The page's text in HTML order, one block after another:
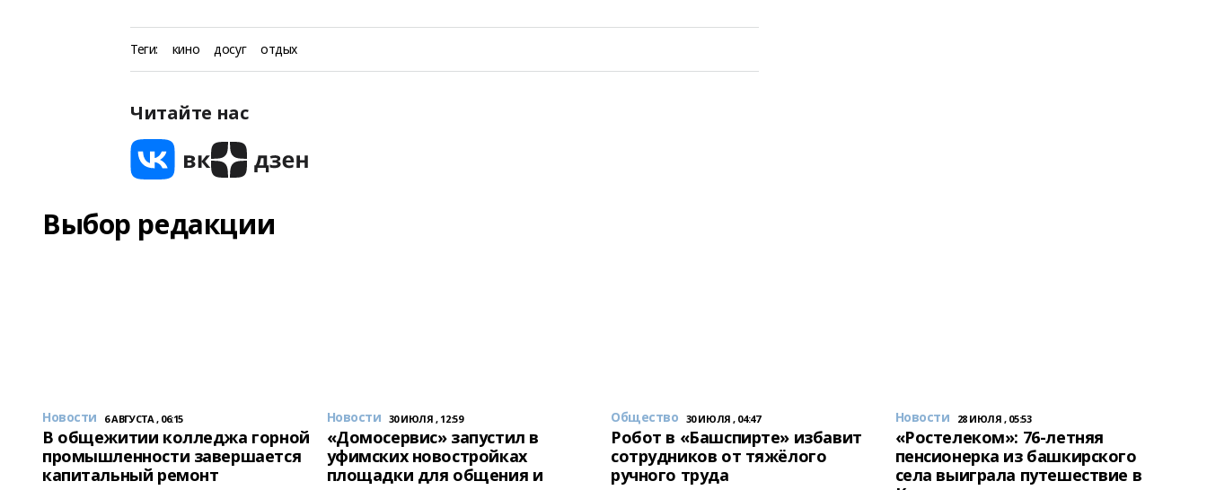
Теги: кино досуг отдых
Читайте нас
Выбор редакции
Новости 6 АВГУСТА , 06:15
В общежитии колледжа горной
промышленности завершается
капитальный ремонт
Новости 30 ИЮЛЯ , 12:59
«Домосервис» запустил в
уфимских новостройках
площадки для общения и
Общество 30 ИЮЛЯ , 04:47
Робот в «Башспирте» избавит
сотрудников от тяжёлого
ручного труда
Новости 28 ИЮЛЯ , 05:53
«Ростелеком»: 76-летняя
пенсионерка из башкирского
села выиграла путешествие в